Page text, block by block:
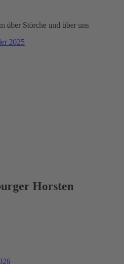
über Störche und über uns
2025
Horsten